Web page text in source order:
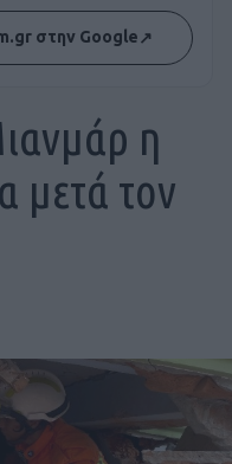
στην Google↗
η
μετά τον